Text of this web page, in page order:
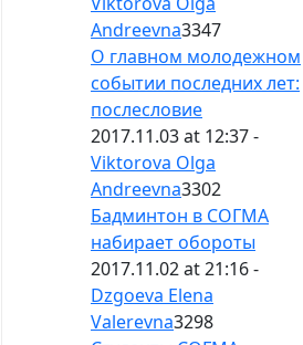
Andreevna3347
О главном молодежном
событии последних лет:
послесловие
2017.11.03 at 12:37 -
Viktorova Olga
Andreevna3302
Бадминтон в СОГМА
набирает обороты
2017.11.02 at 21:16 -
Dzgoeva Elena
Valerevna3298